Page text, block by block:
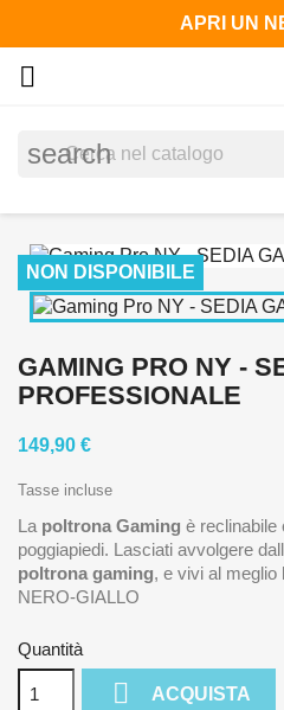
APRI UN

search
NON DISPONIBILE
GAMING PRO NY -
PROFESSIONALE
149,90 €
Tasse incluse
La poltrona Gaming è reclinabile
poggiapiedi. Lasciati avvolgere
poltrona gaming, e vivi al meglio
NERO-GIALLO
Quantità
 ACQUISTA